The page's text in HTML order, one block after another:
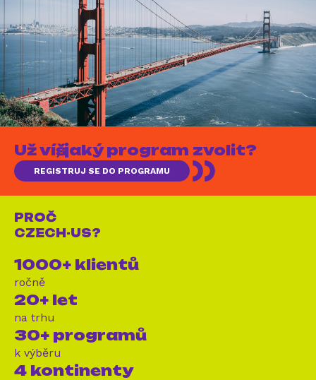
Už víš, jaký program zvolit?
REGISTRUJ SE DO PROGRAMU
PROČ
CZECH-US?
1000+ klientů
ročně
20+ let
na trhu
30+ programů
k výběru
4 kontinenty